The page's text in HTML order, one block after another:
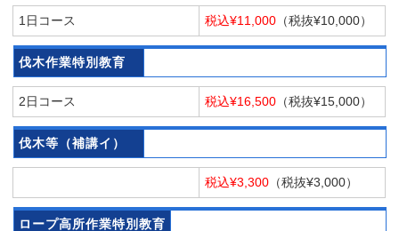
1日コース 税込¥11,000 （税抜¥10,000）
伐木作業特別教育
2日コース 税込¥16,500 （税抜¥15,000）
伐木等（補講イ）
税込¥3,300 （税抜¥3,000）
ロープ高所作業特別教育